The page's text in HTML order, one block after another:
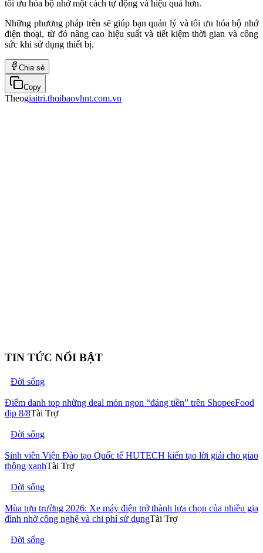
tối ưu hóa bộ nhớ một cách tự động và hiệu quả hơn.
Những phương pháp trên sẽ giúp bạn quản lý và tối ưu hóa bộ nhớ
điện thoại, từ đó nâng cao hiệu suất và tiết kiệm thời gian và công
sức khi sử dụng thiết bị.
Chia sẻ
Copy
Theogiaitri.thoibaovhnt.com.vn
TIN TỨC NỔI BẬT
Đời sống
Điểm danh top những deal món ngon “đáng tiền” trên ShopeeFood
dịp 8/8Tài Trợ
Đời sống
Sinh viên Viện Đào tạo Quốc tế HUTECH kiến tạo lời giải cho giao
thông xanhTài Trợ
Đời sống
Mùa tựu trường 2026: Xe máy điện trở thành lựa chọn của nhiều gia
đình nhờ công nghệ và chi phí sử dụngTài Trợ
Đời sống